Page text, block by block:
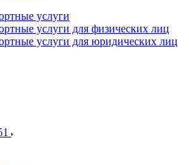
услуги
услуги для физических лиц
услуги для юридических лиц